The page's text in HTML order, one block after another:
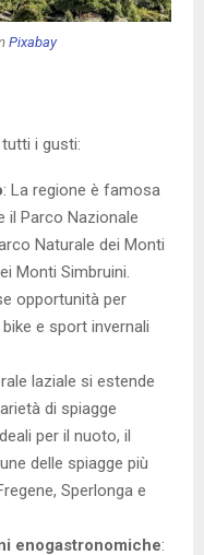
Pixabay
i gusti:
: La regione è famosa
il Parco Nazionale
Naturale dei Monti
Monti Simbruini.
opportunità per
e sport invernali
laziale si estende
di spiagge
per il nuoto, il
delle spiagge più
Sperlonga e
enogastronomiche: